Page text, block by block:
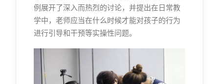
例展开了深入而热烈的讨论，并提出在日常教
学中，老师应当在什么时候才能对孩子的行为
进行引导和干预等实操性问题。